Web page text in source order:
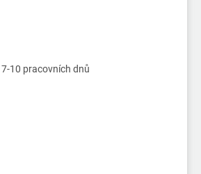
7-10 pracovních dnů